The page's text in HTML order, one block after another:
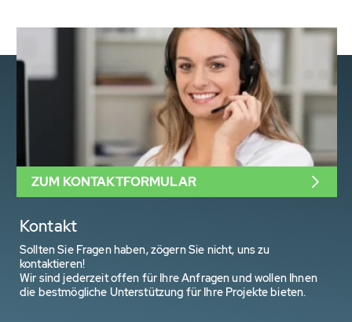
Kontakt
Sollten Sie Fragen haben, zögern Sie nicht, uns zu
kontaktieren!
Wir sind jederzeit offen für Ihre Anfragen und wollen Ihnen
die bestmögliche Unterstützung für Ihre Projekte bieten.
ZUM KONTAKTFORMULAR